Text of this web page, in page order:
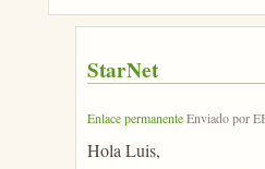
StarNet
Enlace permanenteEnviado por
Hola Luis,